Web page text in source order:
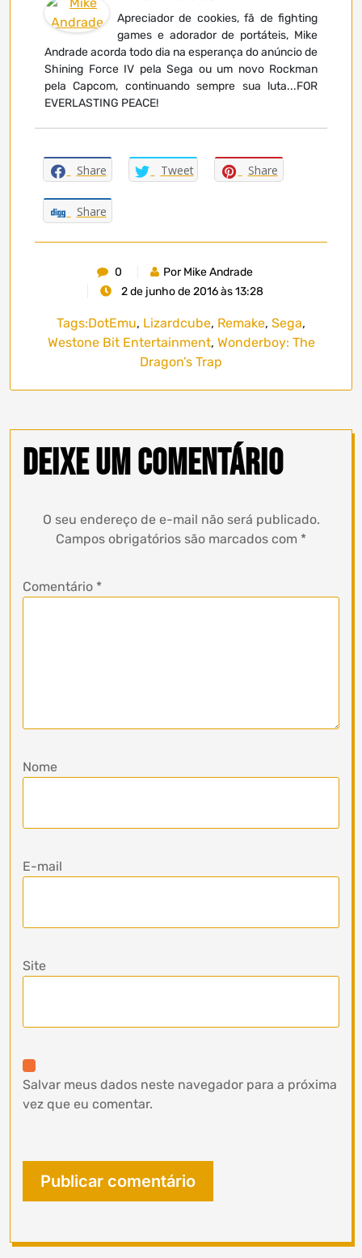
Apreciador de cookies, fã de fighting
games e adorador de portáteis, Mike
Andrade acorda todo dia na esperança do anúncio de
Shining Force IV pela Sega ou um novo Rockman
pela Capcom, continuando sempre sua luta...FOR
EVERLASTING PEACE!
Share Tweet Share
Share
0
Por Mike Andrade
2 de junho de 2016 às 13:28
Tags:DotEmu, Lizardcube, Remake, Sega,
Westone Bit Entertainment, Wonderboy: The
Dragon’s Trap
Deixe um comentário
O seu endereço de e-mail não será publicado.
Campos obrigatórios são marcados com *
Comentário *
Nome
E-mail
Site
Salvar meus dados neste navegador para a próxima
vez que eu comentar.